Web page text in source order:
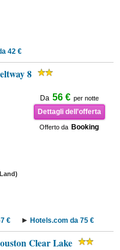
42 €
8
Da 56 € per notte
Dettagli dell'offerta
Offerto da Booking
€ Hotels.com da 75 €
Clear Lake